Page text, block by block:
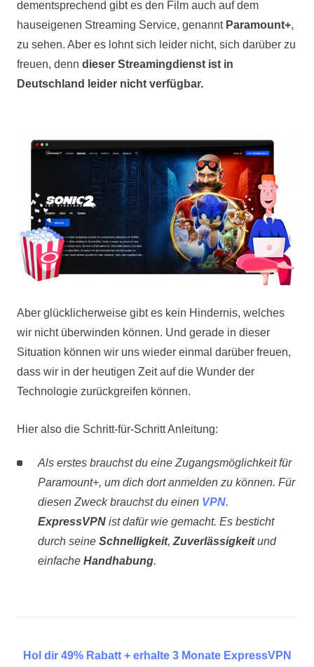
dementsprechend gibt es den Film auch auf dem
hauseigenen Streaming Service, genannt Paramount+,
zu sehen. Aber es lohnt sich leider nicht, sich darüber zu
freuen, denn dieser Streamingdienst ist in
Deutschland leider nicht verfügbar.
Aber glücklicherweise gibt es kein Hindernis, welches
wir nicht überwinden können. Und gerade in dieser
Situation können wir uns wieder einmal darüber freuen,
dass wir in der heutigen Zeit auf die Wunder der
Technologie zurückgreifen können.
Hier also die Schritt-für-Schritt Anleitung:
Als erstes brauchst du eine Zugangsmöglichkeit für
Paramount+, um dich dort anmelden zu können. Für
diesen Zweck brauchst du einen VPN.
ExpressVPNist dafür wie gemacht. Es besticht
durch seine Schnelligkeit, Zuverlässigkeitund
einfache Handhabung.
Hol dir 49% Rabatt + erhalte 3 Monate ExpressVPN